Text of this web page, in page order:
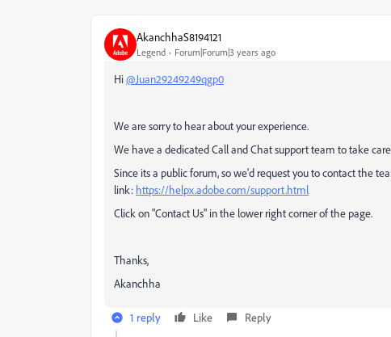
AkanchhaS8194121
Legend Forum|Forum|3 years ago
Hi@Juan29249249qgp0
We are sorry to hear about your experience.
We have a dedicated Call and Chat support team to take
Since its a public forum, so we'd request you to contact the
link: https://helpx.adobe.com/support.html
Click on "Contact Us" in the lower right corner of the page.
Thanks,
Akanchha
1 reply Like Reply